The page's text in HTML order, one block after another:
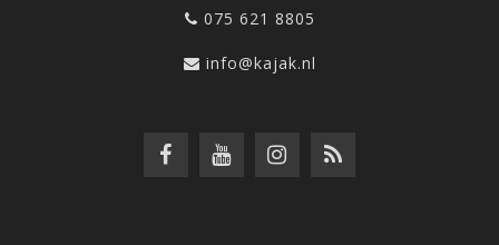
075 621 8805
info@kajak.nl